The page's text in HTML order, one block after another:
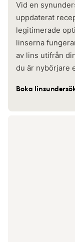
Vid en
uppdaterat
legitimerade
linserna
av lins utifrån
du är nybörjare
Boka